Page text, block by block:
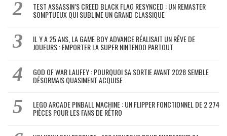
TEST ASSASSIN’S CREED BLACK FLAG RESYNCED : UN REMASTER
SOMPTUEUX QUI SUBLIME UN GRAND CLASSIQUE
IL Y A 25 ANS, LA GAME BOY ADVANCE RÉALISAIT UN RÊVE DE
JOUEURS : EMPORTER LA SUPER NINTENDO PARTOUT
GOD OF WAR LAUFEY : POURQUOI SA SORTIE AVANT 2028 SEMBLE
DÉSORMAIS QUASIMENT ACQUISE
LEGO ARCADE PINBALL MACHINE : UN FLIPPER FONCTIONNEL DE 2 274
PIÈCES POUR LES FANS DE RÉTRO